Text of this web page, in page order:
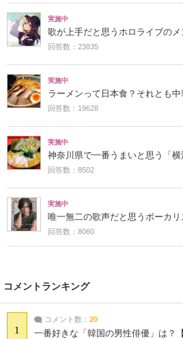
実施中
歌が上手だと思うホロライブのメ
回答数：23835
実施中
ラーメンって日本食？それとも中
回答数：19628
実施中
神奈川県で一番うまいと思う「
回答数：8502
実施中
唯一無二の歌声だと思うボーカリ
回答数：8060
コメントランキング
1
コメント数： 20
一番好きな「韓国の男性俳優」は？